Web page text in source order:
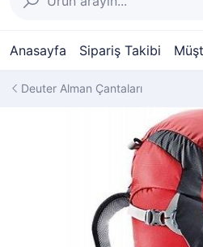
Anasayfa Sipariş Takibi
Deuter Alman Çantaları